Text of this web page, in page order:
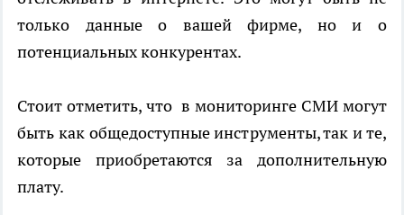
только данные о вашей фирме, но и о
потенциальных конкурентах.
Стоит отметить, что в мониторинге СМИ могут
быть как общедоступные инструменты, так и те,
которые приобретаются за дополнительную
плату.